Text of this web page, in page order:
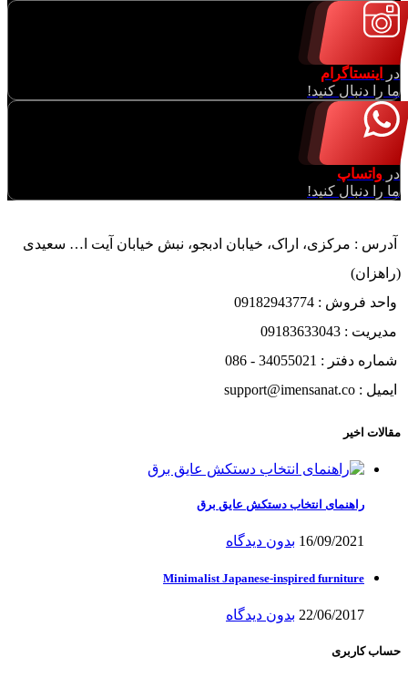
در
اینستاگرام
ما را دنبال کنید!
در واتساپ
ما را دنبال کنید!
آدرس : مرکزی، اراک، خیابان ادبجو، نبش خیابان آیت ا… سعیدی
(راهزان)
واحد فروش : 09182943774
مدیریت : 09183633043
شماره دفتر : 34055021 - 086
ایمیل : support@imensanat.co
مقالات اخیر
راهنمای انتخاب دستکش عایق برق
16/09/2021 بدون دیدگاه
Minimalist Japanese-inspired furniture
22/06/2017 بدون دیدگاه
حساب کاربری